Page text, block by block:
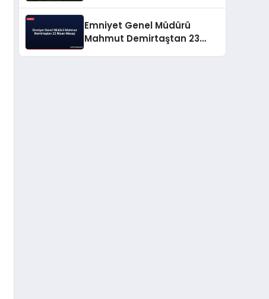
Emniyet Genel Müdürü
Mahmut Demirtaştan 23